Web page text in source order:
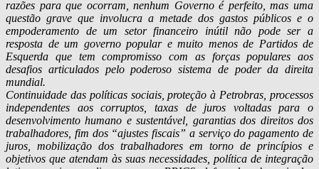
razões para que ocorram, nenhum Governo é perfeito, mas uma
questão grave que involucra a metade dos gastos públicos e o
empoderamento de um setor financeiro inútil não pode ser a
resposta de um governo popular e muito menos de Partidos de
Esquerda que tem compromisso com as forças populares aos
desafios articulados pelo poderoso sistema de poder da direita
mundial.
Continuidade das políticas sociais, proteção à Petrobras, processos
independentes aos corruptos, taxas de juros voltadas para o
desenvolvimento humano e sustentável, garantias dos direitos dos
trabalhadores, fim dos “ajustes fiscais” a serviço do pagamento de
juros, mobilização dos trabalhadores em torno de princípios e
objetivos que atendam às suas necessidades, política de integração